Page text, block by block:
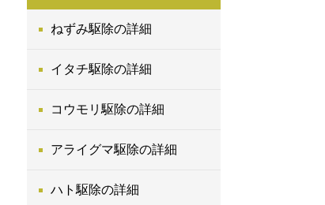
ねずみ駆除の詳細
イタチ駆除の詳細
コウモリ駆除の詳細
アライグマ駆除の詳細
ハト駆除の詳細